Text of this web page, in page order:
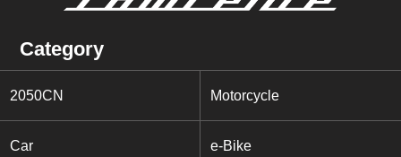
Category
2050CN Motorcycle
Car e-Bike